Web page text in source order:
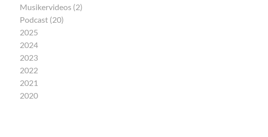
Musikervideos (2)
Podcast (20)
2025
2024
2023
2022
2021
2020